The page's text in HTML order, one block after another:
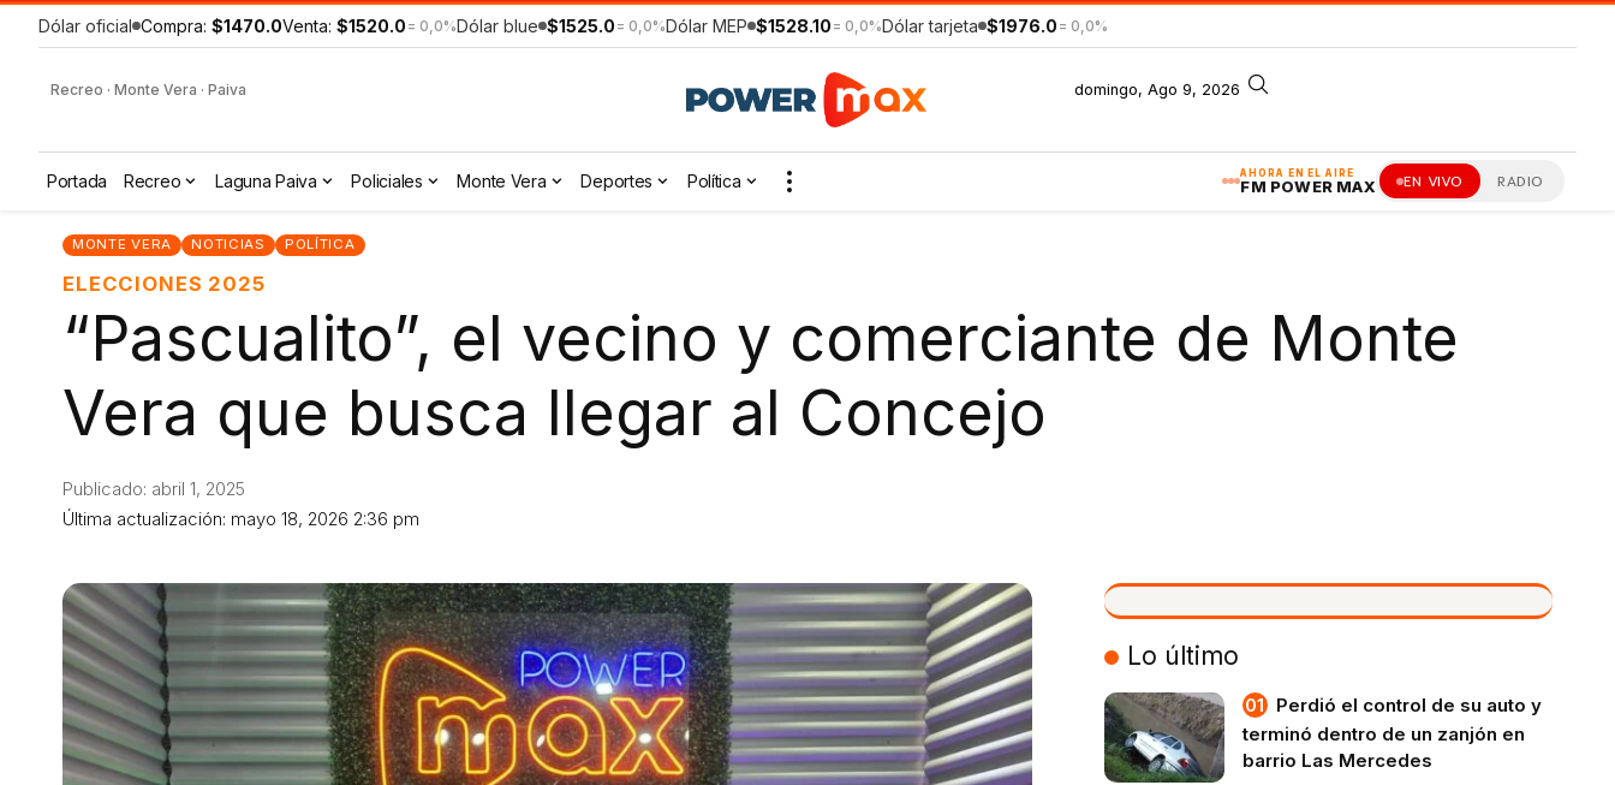
Dólar oficial Compra: $1470.0Venta: $1520.0 = 0,0%Dólar blue $1525.0 = 0,0%Dólar MEP $1528.10 = 0,0%Dólar tarjeta $1976.0 = 0,0%
Recreo · Monte Vera · Paiva domingo, Ago 9, 2026
AHORA EN EL AIRE
FM POWER MAX EN VIVO RADIO
Portada Recreo Laguna Paiva Policiales Monte Vera Deportes Política
MONTE VERA NOTICIAS POLÍTICA
ELECCIONES 2025
“Pascualito”, el vecino y comerciante de Monte
Vera que busca llegar al Concejo
Última actualización: mayo 18, 2026 2:36 pm
Publicado: abril 1, 2025
VIVO
Lo último
Perdió el control de su auto y
terminó dentro de un zanjón en
barrio Las Mercedes